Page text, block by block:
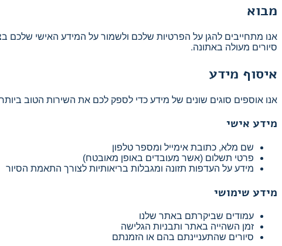
מבוא
אנו מתחייבים להגן על הפרטיות שלכם ולשמור על המידע האישי שלכם
סיורים מעולה באתונה.
איסוף מידע
אנו אוספים סוגים שונים של מידע כדי לספק לכם את השירות הטוב
מידע אישי
שם מלא, כתובת אימייל ומספר טלפון
פרטי תשלום (אשר מעובדים באופן מאובטח)
מידע על העדפות תזונה ומגבלות בריאותיות לצורך התאמת הסיור
מידע שימושי
עמודים שביקרתם באתר שלנו
זמן השהייה באתר ותבניות הגלישה
סיורים שהתעניינתם בהם או הזמנתם